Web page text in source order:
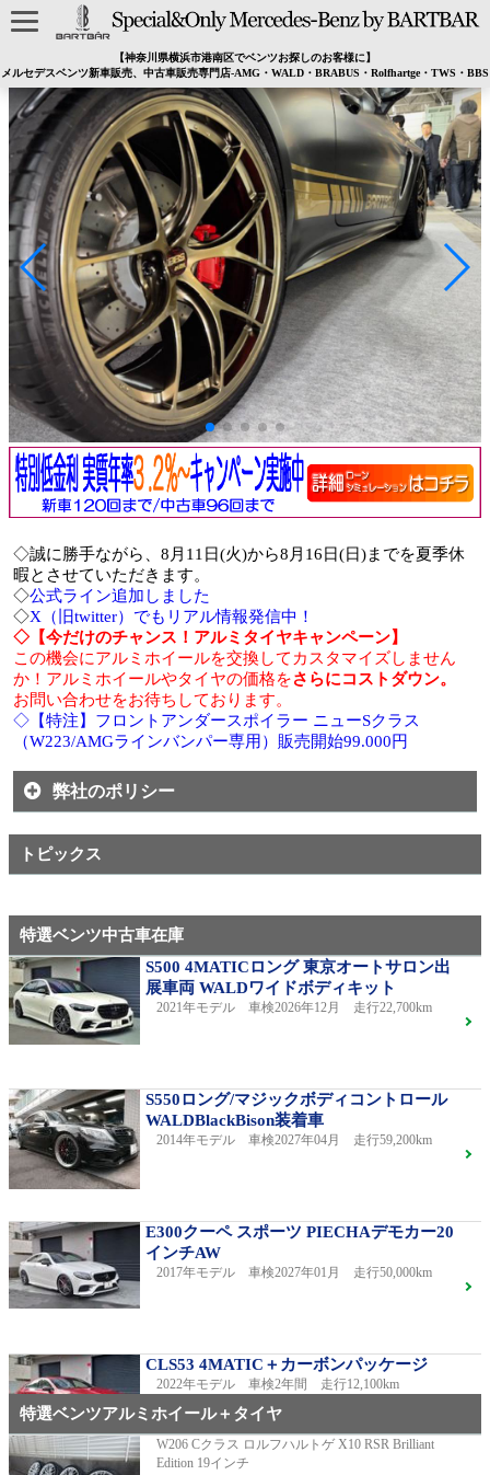
【神奈川県横浜市港南区でベンツお探しのお客様に】
メルセデスベンツ新車販売、中古車販売専門店-AMG・WALD・BRABUS・Rolfhartge・TWS・BBS
◇誠に勝手ながら、8月11日(火)から8月16日(日)までを夏季休
暇とさせていただきます。
◇公式ライン追加しました
◇X（旧twitter）でもリアル情報発信中！
◇【今だけのチャンス！アルミタイヤキャンペーン】
この機会にアルミホイールを交換してカスタマイズしません
か！アルミホイールやタイヤの価格をさらにコストダウン。
お問い合わせをお待ちしております。
◇【特注】フロントアンダースポイラー ニューSクラス
（W223/AMGラインバンパー専用）販売開始99.000円
弊社のポリシー
トピックス
特選ベンツ中古車在庫
S500 4MATICロング 東京オートサロン出
展車両 WALDワイドボディキット
2021年モデル 車検2026年12月 走行22,700km
S550ロング/マジックボディコントロール
WALDBlackBison装着車
2014年モデル 車検2027年04月 走行59,200km
E300クーペ スポーツ PIECHAデモカー20
インチAW
2017年モデル 車検2027年01月 走行50,000km
CLS53 4MATIC＋カーボンパッケージ
2022年モデル 車検2年間 走行12,100km
特選ベンツアルミホイール＋タイヤ
W206 Cクラス ロルフハルトゲ X10 RSR Brilliant
Edition 19インチ